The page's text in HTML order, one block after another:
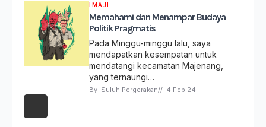
IMAJI
Memahami dan Menampar Budaya
Politik Pragmatis
Pada Minggu-minggu lalu, saya
mendapatkan kesempatan untuk
mendatangi kecamatan Majenang,
yang ternaungi…
By Suluh Pergerakan// 4 Feb 24